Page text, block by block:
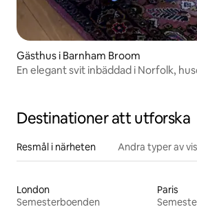
Gästhus i Barnham Broom
En elegant svit inbäddad i Norfolk,
Destinationer att utforska
Resmål i närheten Andra typer av
London
Semesterboenden
Paris